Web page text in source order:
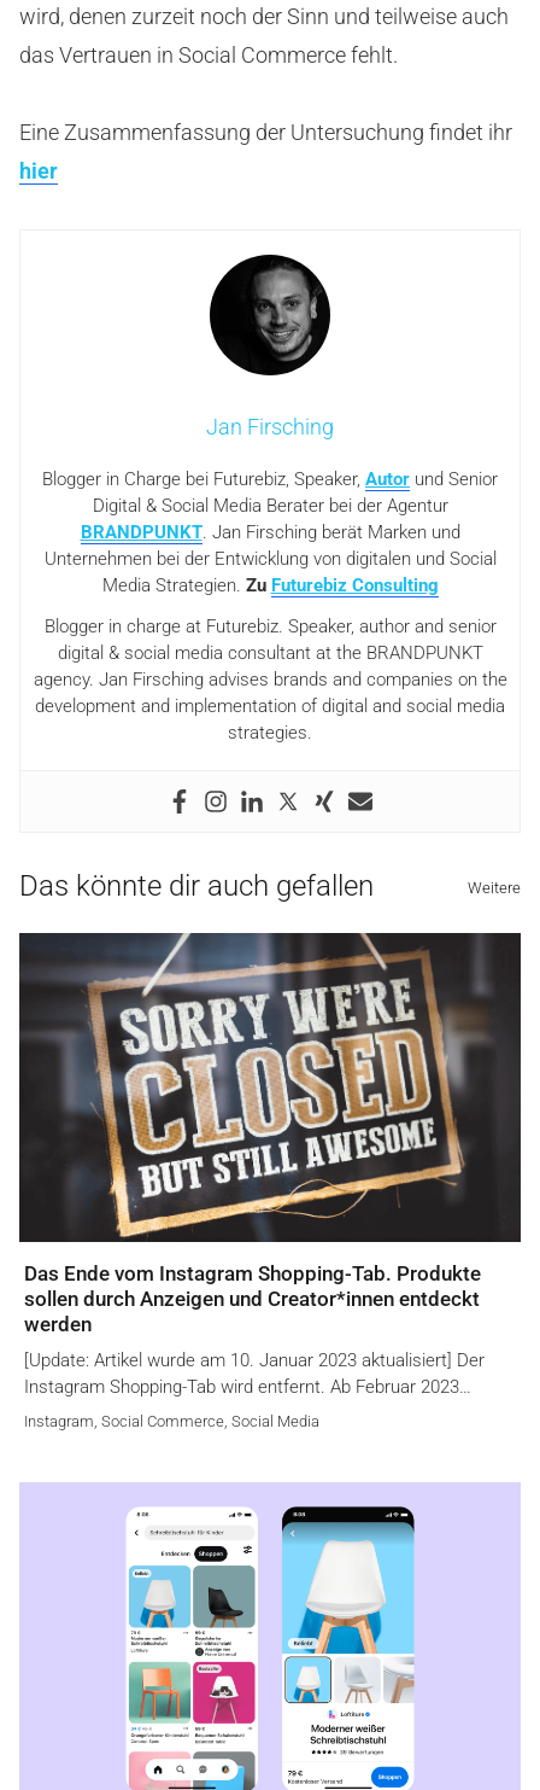
wird, denen zurzeit noch der Sinn und teilweise auch
das Vertrauen in Social Commerce fehlt.
Eine Zusammenfassung der Untersuchung findet ihr
hier
Jan Firsching
Blogger in Charge bei Futurebiz, Speaker, Autor und Senior
Digital & Social Media Berater bei der Agentur
BRANDPUNKT. Jan Firsching berät Marken und
Unternehmen bei der Entwicklung von digitalen und Social
Media Strategien. Zu Futurebiz Consulting
Blogger in charge at Futurebiz. Speaker, author and senior
digital & social media consultant at the BRANDPUNKT
agency. Jan Firsching advises brands and companies on the
development and implementation of digital and social media
strategies.
Das könnte dir auch gefallen Weitere
Das Ende vom Instagram Shopping-Tab. Produkte
sollen durch Anzeigen und Creator*innen entdeckt
werden
[Update: Artikel wurde am 10. Januar 2023 aktualisiert] Der
Instagram Shopping-Tab wird entfernt. Ab Februar 2023…
Instagram Social Commerce Social Media